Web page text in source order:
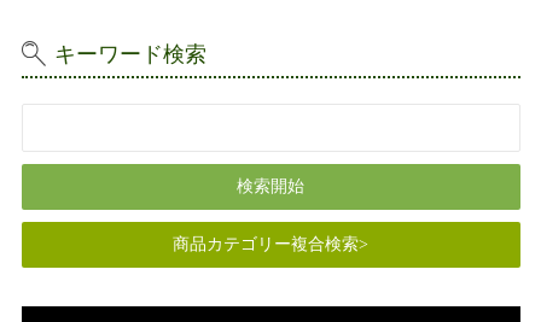
キーワード検索
商品カテゴリー複合検索>